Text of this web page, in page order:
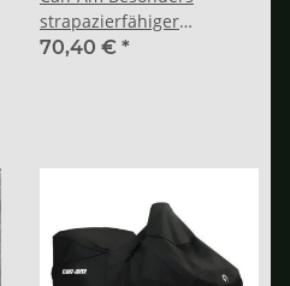
strapazierfähiger
Sitzbezug - G3L
70,40 € *